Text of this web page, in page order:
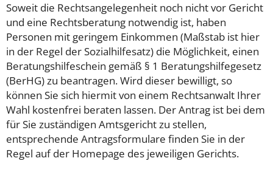
Soweit die Rechtsangelegenheit noch nicht vor Gericht
und eine Rechtsberatung notwendig ist, haben
Personen mit geringem Einkommen (Maßstab ist hier
in der Regel der Sozialhilfesatz) die Möglichkeit, einen
Beratungshilfeschein gemäß § 1 Beratungshilfegesetz
(BerHG) zu beantragen. Wird dieser bewilligt, so
können Sie sich hiermit von einem Rechtsanwalt Ihrer
Wahl kostenfrei beraten lassen. Der Antrag ist bei dem
für Sie zuständigen Amtsgericht zu stellen,
entsprechende Antragsformulare finden Sie in der
Regel auf der Homepage des jeweiligen Gerichts.